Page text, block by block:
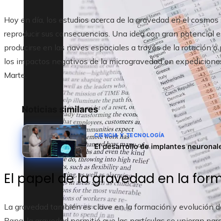
Hoy en día, los estudios acerca de la gravedad en el
reproducir sus consecuencias. Una idea con gran potencial
producirse en las naves espaciales a través de la rotación
los impactos negativos de la microgravedad en
Marte.
Noticias similares
CIENCIA Y TECNOLOGÍA
El desarrollo de implantes
El papel de la gravedad en la
La gravedad también es clave en la formación y evolución